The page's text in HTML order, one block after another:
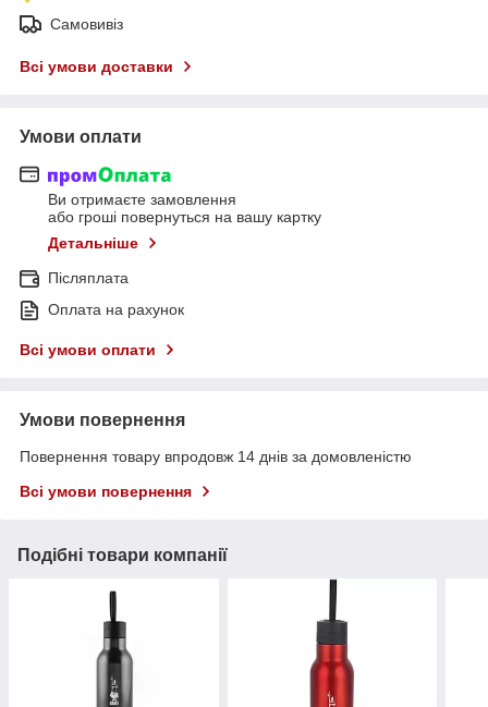
Самовивіз
Всі умови доставки
Умови оплати
Ви отримаєте замовлення
або гроші повернуться на вашу картку
Детальніше
Післяплата
Оплата на рахунок
Всі умови оплати
Умови повернення
Повернення товару впродовж 14 днів за домовленістю
Всі умови повернення
Подібні товари компанії